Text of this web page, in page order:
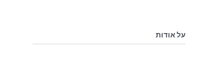
מדיניות פרטיות
על אודות